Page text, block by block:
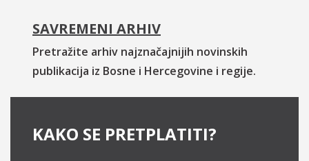
SAVREMENI ARHIV
Pretražite arhiv najznačajnijih novinskih
publikacija iz Bosne i Hercegovine i regije.
KAKO SE PRETPLATITI?